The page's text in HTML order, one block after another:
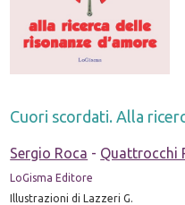
Cuori scordati. Alla
Sergio Roca - Quattrocchi
LoGisma Editore
Illustrazioni di Lazzeri G.